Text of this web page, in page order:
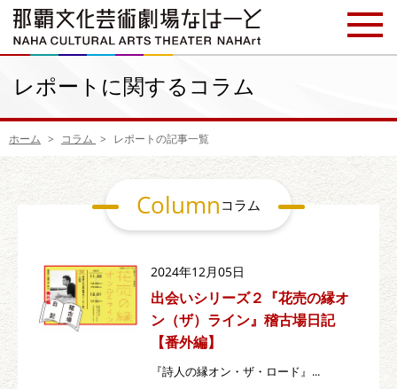
レポートに関するコラム
ホーム コラム レポートの記事一覧
Column コラム
2024年12月05日
出会いシリーズ２『花売の縁オ
ン（ザ）ライン』稽古場日記
【番外編】
『詩人の縁オン・ザ・ロード』...